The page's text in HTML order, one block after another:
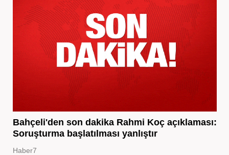
Bahçeli'den son dakika Rahmi Koç açıklaması:
Soruşturma başlatılması yanlıştır
Haber7